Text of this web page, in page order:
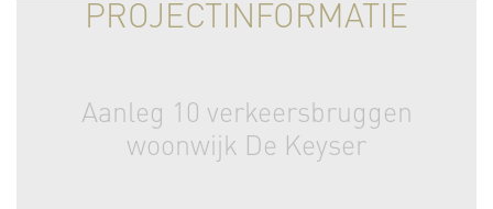
PROJECTINFORMATIE
Aanleg 10 verkeersbruggen
woonwijk De Keyser